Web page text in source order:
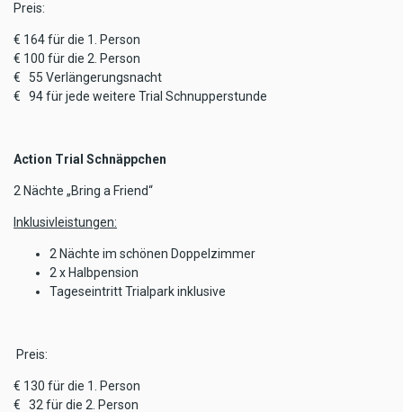
Preis:
€ 164 für die 1. Person
€ 100 für die 2. Person
€ 55 Verlängerungsnacht
€ 94 für jede weitere Trial Schnupperstunde
Action Trial Schnäppchen
2 Nächte „Bring a Friend“
Inklusivleistungen:
2 Nächte im schönen Doppelzimmer
2 x Halbpension
Tageseintritt Trialpark inklusive
Preis:
€ 130 für die 1. Person
€ 32 für die 2. Person